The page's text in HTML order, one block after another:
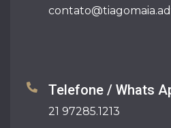
Telefone / Whats
21 97285.1213